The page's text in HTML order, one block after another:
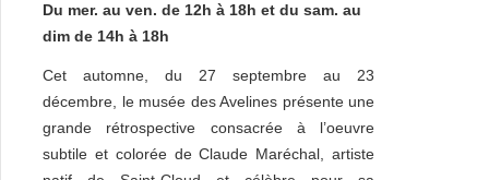
Du mer. au ven. de 12h à 18h et du sam. au
dim de 14h à 18h
Cet automne, du 27 septembre au 23
décembre, le musée des Avelines présente une
grande rétrospective consacrée à l’oeuvre
subtile et colorée de Claude Maréchal, artiste